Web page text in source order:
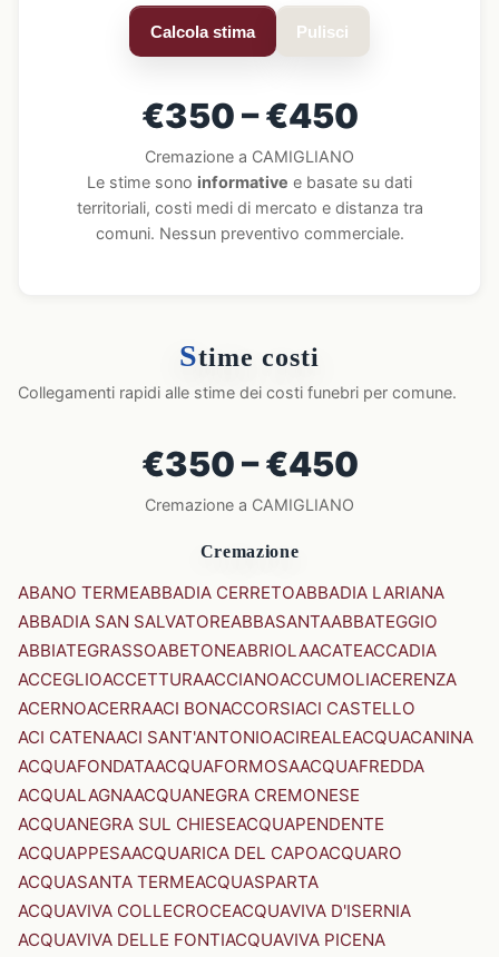
Calcola stima Pulisci
€350 – €450
Cremazione a CAMIGLIANO
Le stime sono informative e basate su dati
territoriali, costi medi di mercato e distanza tra
comuni. Nessun preventivo commerciale.
Stime costi
Collegamenti rapidi alle stime dei costi funebri per comune.
€350 – €450
Cremazione a CAMIGLIANO
Cremazione
ABANO TERMEABBADIA CERRETOABBADIA LARIANA
ABBADIA SAN SALVATOREABBASANTAABBATEGGIO
ABBIATEGRASSOABETONEABRIOLAACATEACCADIA
ACCEGLIOACCETTURAACCIANOACCUMOLIACERENZA
ACERNOACERRAACI BONACCORSIACI CASTELLO
ACI CATENAACI SANT'ANTONIOACIREALEACQUACANINA
ACQUAFONDATAACQUAFORMOSAACQUAFREDDA
ACQUALAGNAACQUANEGRA CREMONESE
ACQUANEGRA SUL CHIESEACQUAPENDENTE
ACQUAPPESAACQUARICA DEL CAPOACQUARO
ACQUASANTA TERMEACQUASPARTA
ACQUAVIVA COLLECROCEACQUAVIVA D'ISERNIA
ACQUAVIVA DELLE FONTIACQUAVIVA PICENA